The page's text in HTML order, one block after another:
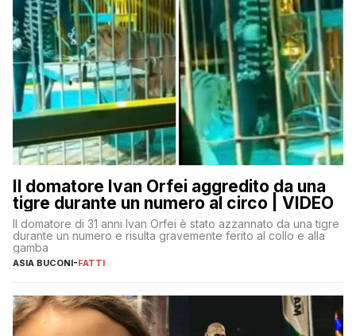
Il domatore Ivan Orfei aggredito da una
tigre durante un numero al circo | VIDEO
Il domatore di 31 anni Ivan Orfei è stato azzannato da una tigre
durante un numero e risulta gravemente ferito al collo e alla
gamba
ASIA BUCONI-FATTI